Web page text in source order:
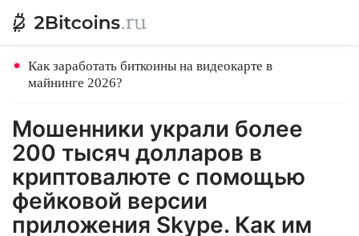
Как заработать биткоины на видеокарте в
майнинге 2026?
Мошенники украли более
200 тысяч долларов в
криптовалюте с помощью
фейковой версии
приложения Skype. Как им